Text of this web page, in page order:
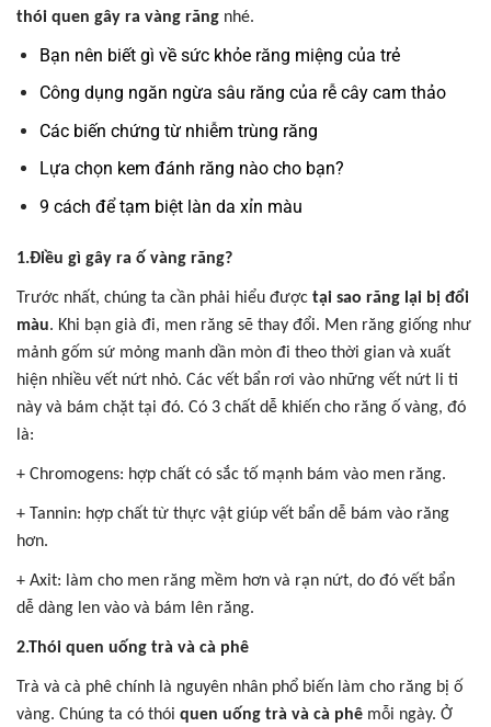
thói quen gây ra vàng răng nhé.
Bạn nên biết gì về sức khỏe răng miệng của trẻ
Công dụng ngăn ngừa sâu răng của rễ cây cam thảo
Các biến chứng từ nhiễm trùng răng
Lựa chọn kem đánh răng nào cho bạn?
9 cách để tạm biệt làn da xỉn màu
1.Điều gì gây ra ố vàng răng?
Trước nhất, chúng ta cần phải hiểu được tại sao răng lại bị đổi
màu. Khi bạn già đi, men răng sẽ thay đổi. Men răng giống như
mảnh gốm sứ mỏng manh dần mòn đi theo thời gian và xuất
hiện nhiều vết nứt nhỏ. Các vết bẩn rơi vào những vết nứt li ti
này và bám chặt tại đó. Có 3 chất dễ khiến cho răng ố vàng, đó
là:
+ Chromogens: hợp chất có sắc tố mạnh bám vào men răng.
+ Tannin: hợp chất từ thực vật giúp vết bẩn dễ bám vào răng
hơn.
+ Axit: làm cho men răng mềm hơn và rạn nứt, do đó vết bẩn
dễ dàng len vào và bám lên răng.
2.Thói quen uống trà và cà phê
Trà và cà phê chính là nguyên nhân phổ biến làm cho răng bị ố
vàng. Chúng ta có thói quen uống trà và cà phê mỗi ngày. Ở